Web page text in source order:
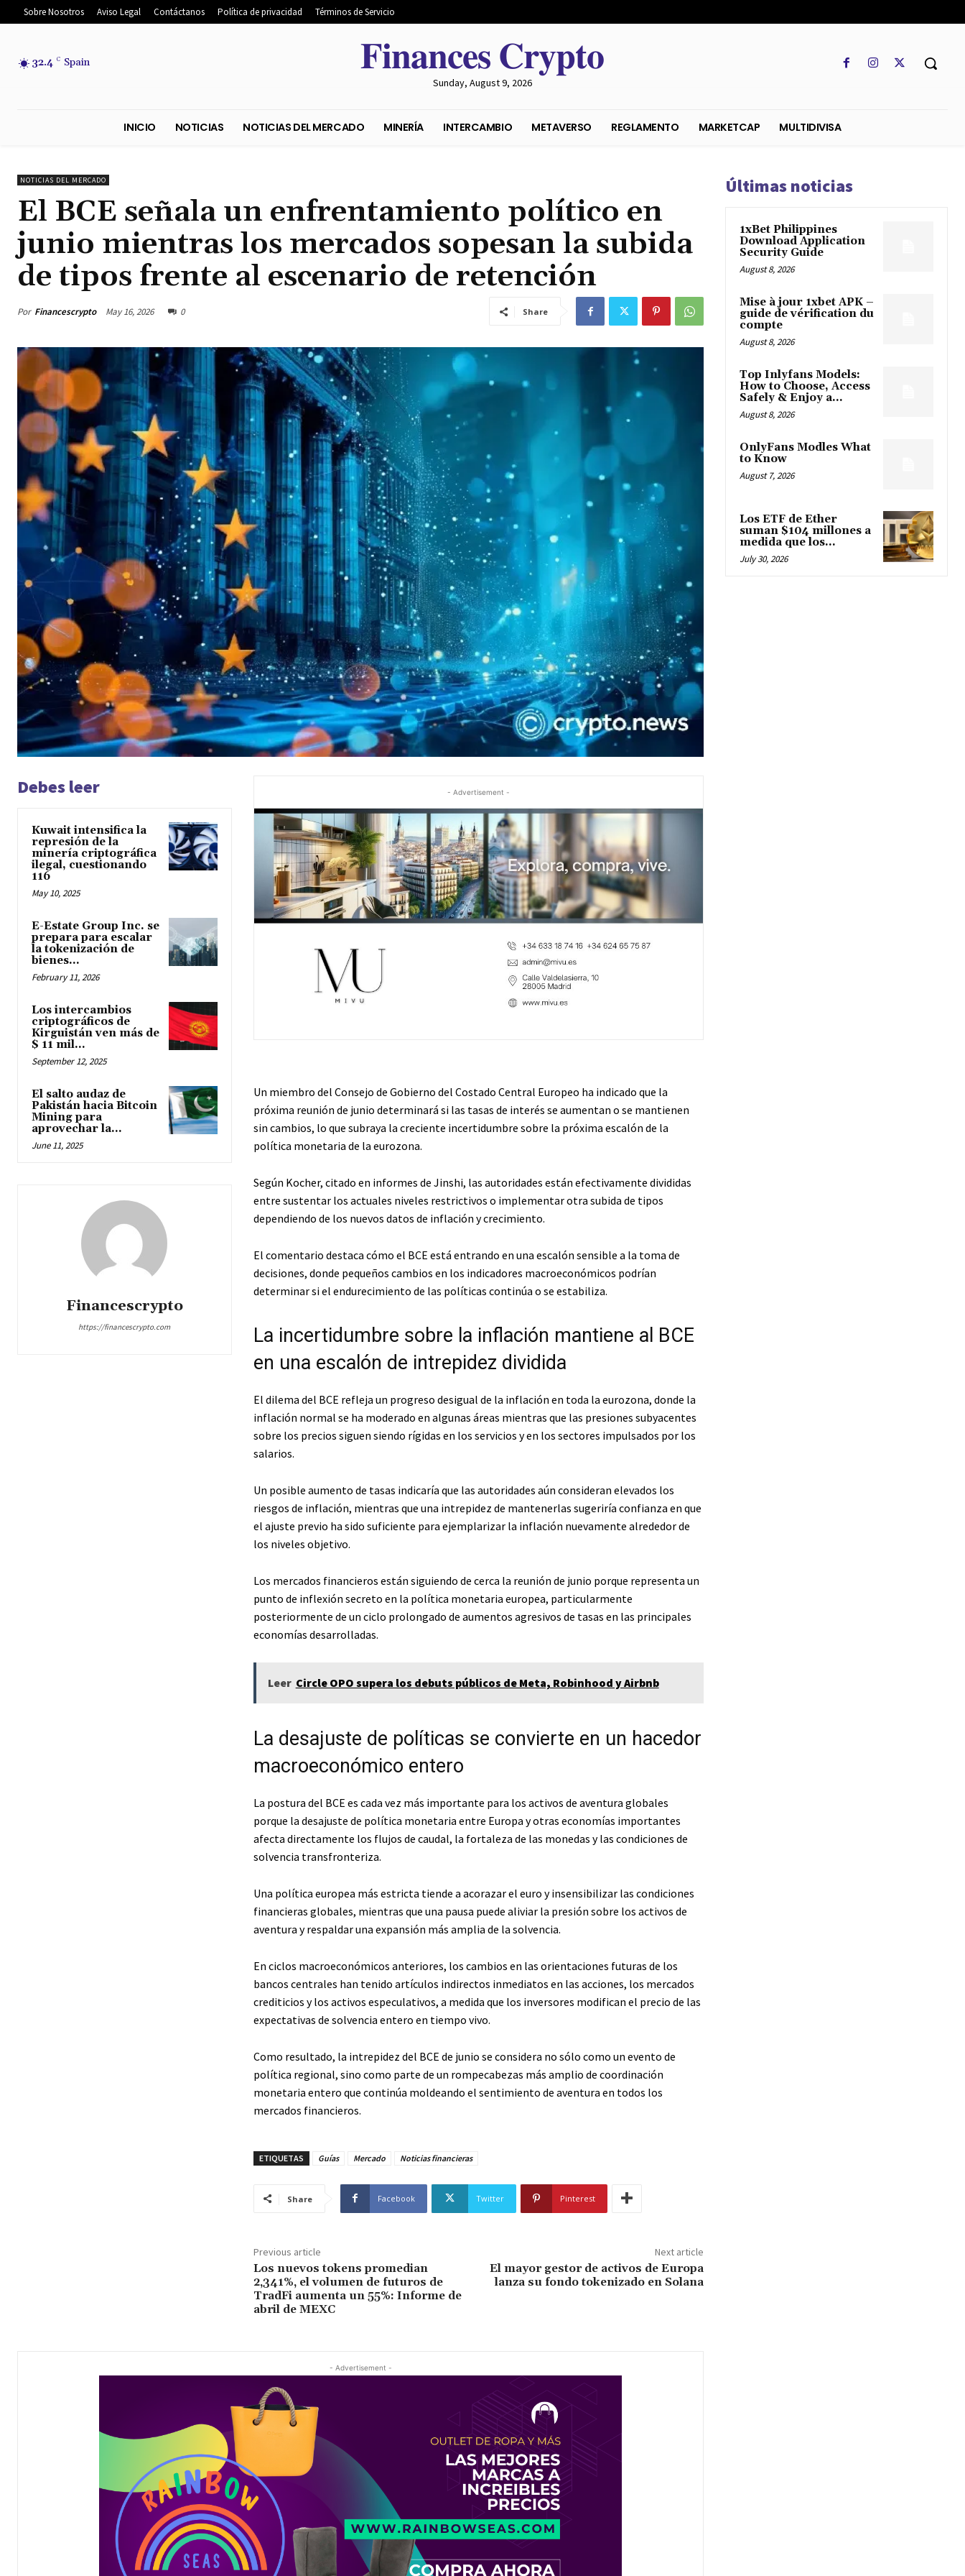
Sobre Nosotros Aviso Legal Contáctanos Política de privacidad Términos de Servicio
32.4 C Spain 𝐅𝐢𝐧𝐚𝐧𝐜𝐞𝐬 𝐂𝐫𝐲𝐩𝐭𝐨
Sunday, August 9, 2026
NOTICIAS DEL MERCADO
El BCE señala un enfrentamiento político en
junio mientras los mercados sopesan la subida
de tipos frente al escenario de retención
Por Financescrypto May 16, 2026 0 Share
Debes leer
Kuwait intensifica la
represión de la
minería criptográfica
ilegal, cuestionando
116
May 10, 2025
E-Estate Group Inc. se
prepara para escalar
la tokenización de
bienes...
February 11, 2026
Los intercambios
criptográficos de
Kirguistán ven más de
$ 11 mil...
September 12, 2025
El salto audaz de
Pakistán hacia Bitcoin
Mining para
aprovechar la...
June 11, 2025
Financescrypto
https://financescrypto.com
- Advertisement -
Un miembro del Consejo de Gobierno del Costado Central Europeo ha indicado que la
próxima reunión de junio determinará si las tasas de interés se aumentan o se mantienen
sin cambios, lo que subraya la creciente incertidumbre sobre la próxima escalón de la
política monetaria de la eurozona.
Según Kocher, citado en informes de Jinshi, las autoridades están efectivamente divididas
entre sustentar los actuales niveles restrictivos o implementar otra subida de tipos
dependiendo de los nuevos datos de inflación y crecimiento.
El comentario destaca cómo el BCE está entrando en una escalón sensible a la toma de
decisiones, donde pequeños cambios en los indicadores macroeconómicos podrían
determinar si el endurecimiento de las políticas continúa o se estabiliza.
La incertidumbre sobre la inflación mantiene al BCE
en una escalón de intrepidez dividida
El dilema del BCE refleja un progreso desigual de la inflación en toda la eurozona, donde la
inflación normal se ha moderado en algunas áreas mientras que las presiones subyacentes
sobre los precios siguen siendo rígidas en los servicios y en los sectores impulsados ​​por los
salarios.
Un posible aumento de tasas indicaría que las autoridades aún consideran elevados los
riesgos de inflación, mientras que una intrepidez de mantenerlas sugeriría confianza en que
el ajuste previo ha sido suficiente para ejemplarizar la inflación nuevamente alrededor de
los niveles objetivo.
Los mercados financieros están siguiendo de cerca la reunión de junio porque representa un
punto de inflexión secreto en la política monetaria europea, particularmente
posteriormente de un ciclo prolongado de aumentos agresivos de tasas en las principales
economías desarrolladas.
Leer Circle OPO supera los debuts públicos de Meta, Robinhood y Airbnb
La desajuste de políticas se convierte en un hacedor
macroeconómico entero
La postura del BCE es cada vez más importante para los activos de aventura globales
porque la desajuste de política monetaria entre Europa y otras economías importantes
afecta directamente los flujos de caudal, la fortaleza de las monedas y las condiciones de
solvencia transfronteriza.
Una política europea más estricta tiende a acorazar el euro y insensibilizar las condiciones
financieras globales, mientras que una pausa puede aliviar la presión sobre los activos de
aventura y respaldar una expansión más amplia de la solvencia.
En ciclos macroeconómicos anteriores, los cambios en las orientaciones futuras de los
bancos centrales han tenido artículos indirectos inmediatos en las acciones, los mercados
crediticios y los activos especulativos, a medida que los inversores modifican el precio de las
expectativas de solvencia entero en tiempo vivo.
Como resultado, la intrepidez del BCE de junio se considera no sólo como un evento de
política regional, sino como parte de un rompecabezas más amplio de coordinación
monetaria entero que continúa moldeando el sentimiento de aventura en todos los
mercados financieros.
ETIQUETAS Guías Mercado Noticias financieras
Share Facebook Twitter Pinterest
Previous article
Los nuevos tokens promedian
2,341%, el volumen de futuros de
TradFi aumenta un 55%: Informe de
abril de MEXC
Next article
El mayor gestor de activos de Europa
lanza su fondo tokenizado en Solana
- Advertisement -
Últimas noticias
1xBet Philippines
Download Application
Security Guide
August 8, 2026
Mise à jour 1xbet APK –
guide de vérification du
compte
August 8, 2026
Top Inlyfans Models:
How to Choose, Access
Safely & Enjoy a...
August 8, 2026
OnlyFans Modles What
to Know
August 7, 2026
Los ETF de Ether
suman $104 millones a
medida que los...
July 30, 2026